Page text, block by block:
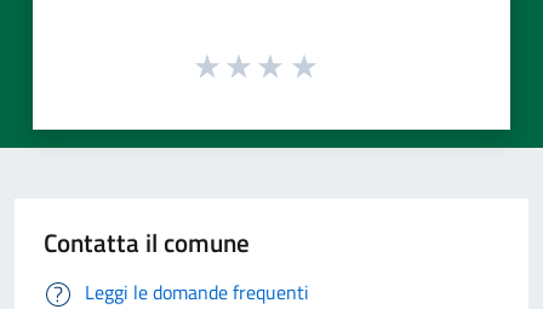
Contatta il comune
Leggi le domande frequenti